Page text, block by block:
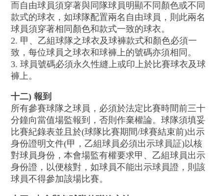
而自由球員須穿著與同隊球員明顯不同顏色或不同
款式的球衣，如球隊配置兩名自由球員，則此兩名
球員須穿著相同顏色和款式一致的球衣。
2. 甲、乙組球隊之球衣及球褲款式和顏色必須一
致，每位球員之球衣和球褲上的號碼亦須相同。
3. 球員號碼必須永久性縫上或印上於比賽球衣及球
褲上。
十二) 報到
所有參賽球隊之球員，必須於法定比賽時間前三十
分鐘向當值場監報到，否則作棄權論。球隊須填妥
比賽紀錄表並且於(球隊比賽期間/球賽結束前)出示
身份證明文件(甲，乙組球員必須出示球員証)以核
對球員身份，本會場監有權要求甲、乙組球員出示
身份證，以便核對，如球員不能出示球員證，則該
球員不得參加該場比賽。